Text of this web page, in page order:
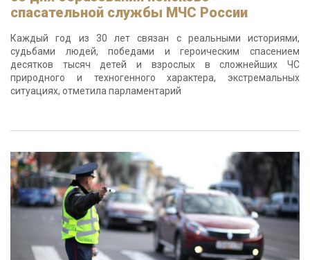
спасательной службы МЧС России
Каждый год из 30 лет связан с реальными историями,
судьбами людей, победами и героическим спасением
десятков тысяч детей и взрослых в сложнейших ЧС
природного и техногенного характера, экстремальных
ситуациях, отметила парламентарий